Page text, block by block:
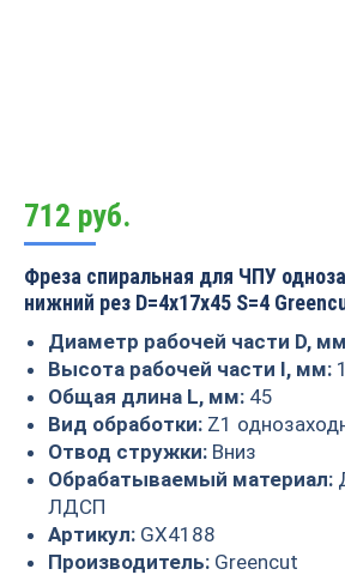
712 руб.
Фреза спиральная для ЧПУ
нижний рез D=4x17x45 S=4
Диаметр рабочей части D,
Высота рабочей части I, мм:
Общая длина L, мм: 45
Вид обработки: Z1
Отвод стружки: Вниз
Обрабатываемый материал:
ЛДСП
Артикул: GX4188
Производитель: Greencut